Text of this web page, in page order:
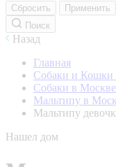
Сбросить
Применить
Поиск
Назад
Главная
Собаки и Кошки
Собаки в Москве
Мальтипу в
Мальтипу
Нашел дом